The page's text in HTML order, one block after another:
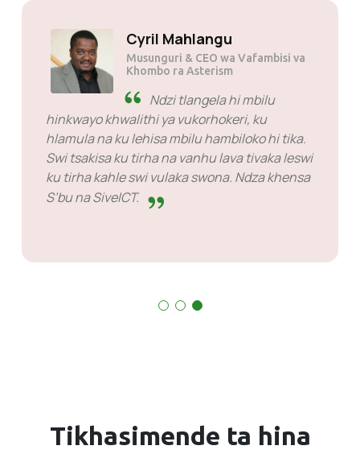
kambe swi
wunwana ndzi rivala
swa tirha.
hinkwayo khwalithi
hlamula na ku lehisa
Swi tsakisa ku tirha
ku tirha kahle swi
Tikhasimende ta hina